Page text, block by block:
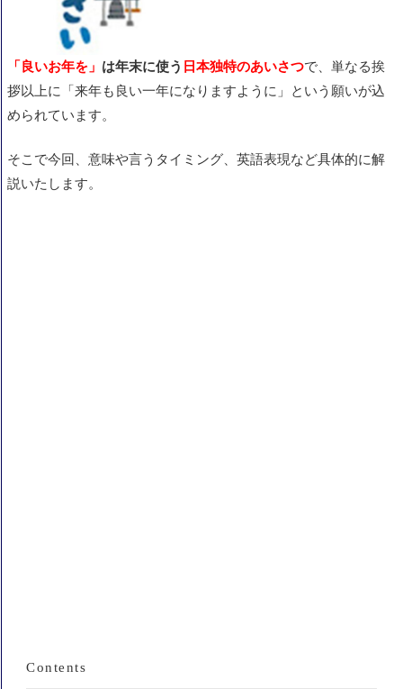
「良いお年を」 は年末に使う 日本独特のあいさつで、単なる挨
拶以上に「来年も良い一年になりますように」という願いが込
められています。
そこで今回、意味や言うタイミング、英語表現など具体的に解
説いたします。
Contents